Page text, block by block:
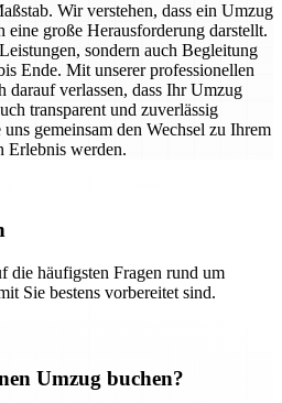
Wir verstehen, dass ein Umzug
eine große Herausforderung darstellt.
sondern auch Begleitung
Ende. Mit unserer professionellen
darauf verlassen, dass Ihr Umzug
transparent und zuverlässig
gemeinsam den Wechsel zu Ihrem
Erlebnis werden.
die häufigsten Fragen rund um
Sie bestens vorbereitet sind.
Umzug buchen?